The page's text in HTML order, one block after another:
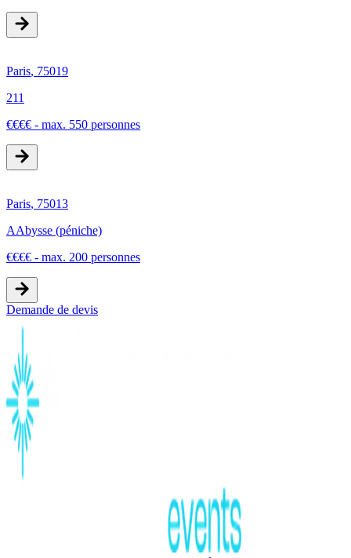
Paris, 75019
211
€€€€ - max. 550 personnes
Paris, 75013
AAbysse (péniche)
€€€€ - max. 200 personnes
Demande de devis